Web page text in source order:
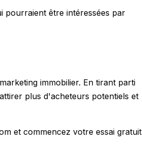
pourraient être intéressées par
immobilier. En tirant parti
plus d'acheteurs potentiels et
et commencez votre essai gratuit